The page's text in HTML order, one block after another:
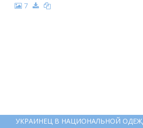
7
УКРАИНЕЦ В НАЦИОНАЛЬНОЙ